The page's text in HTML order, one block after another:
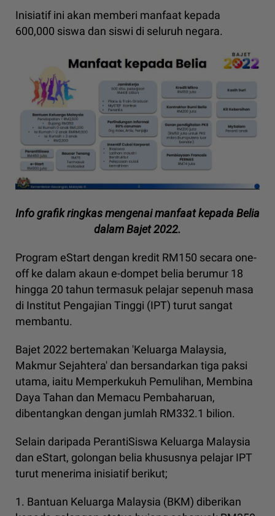
Inisiatif ini akan memberi manfaat kepada
600,000 siswa dan siswi di seluruh negara.
Info grafik ringkas mengenai manfaat kepada Belia
dalam Bajet 2022.
Program eStart dengan kredit RM150 secara one-
off ke dalam akaun e-dompet belia berumur 18
hingga 20 tahun termasuk pelajar sepenuh masa
di Institut Pengajian Tinggi (IPT) turut sangat
membantu.
Bajet 2022 bertemakan 'Keluarga Malaysia,
Makmur Sejahtera' dan bersandarkan tiga paksi
utama, iaitu Memperkukuh Pemulihan, Membina
Daya Tahan dan Memacu Pembaharuan,
dibentangkan dengan jumlah RM332.1 bilion.
Selain daripada PerantiSiswa Keluarga Malaysia
dan eStart, golongan belia khususnya pelajar IPT
turut menerima inisiatif berikut;
1. Bantuan Keluarga Malaysia (BKM) diberikan